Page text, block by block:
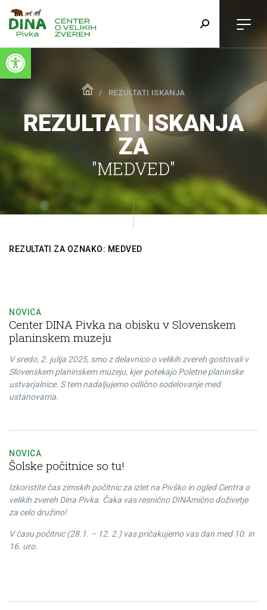
Open toolbar
REZULTATI ISKANJA
REZULTATI ISKANJA
ZA
"MEDVED"
REZULTATI ZA OZNAKO: MEDVED
NOVICA
Center DINA Pivka na obisku v Slovenskem
planinskem muzeju
V sredo, 2. julija 2025, smo z delavnico o velikih zvereh gostovali v
Slovenskem planinskem muzeju, kjer potekajo Poletne planinske
ustvarjalnice. S tem nadaljujemo odlično sodelovanje med
ustanovama.
NOVICA
Šolske počitnice so tu!
Izkoristite čas zimskih počitnic za izlet na Pivško in ogled Centra o
velikih zvereh Dina Pivka. Čaka vas resnično DINAmično doživetje
za celo družino!
V času počitnic (28.1. – 12. 2.) vas pričakujemo vas dan med 10. in
16. uro.